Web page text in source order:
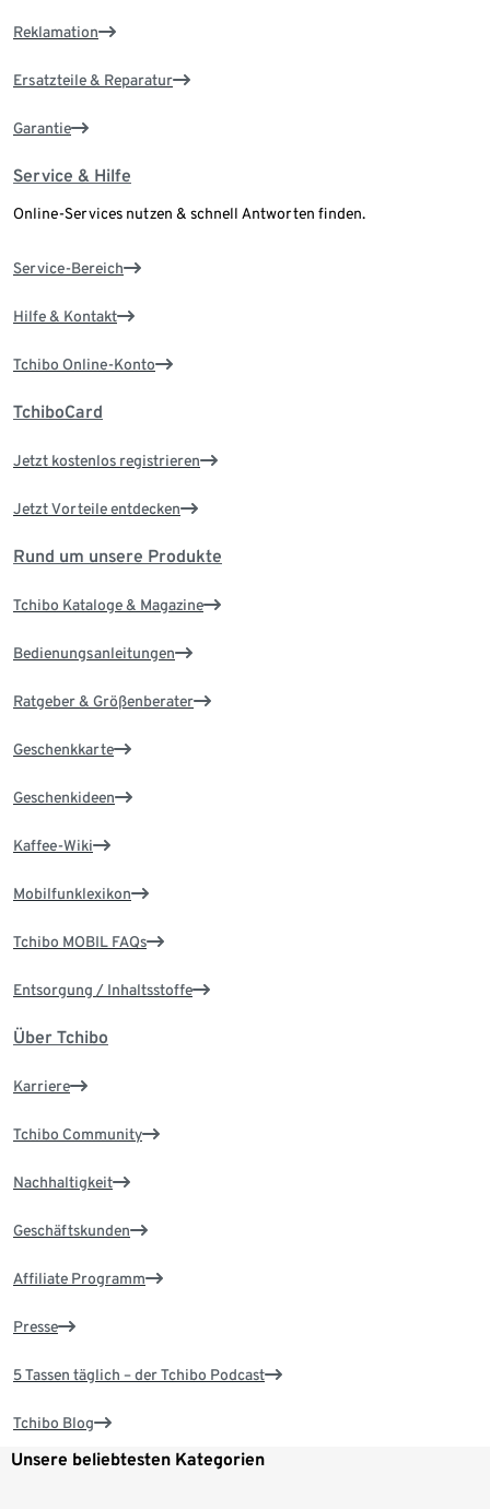
Reklamation
Ersatzteile & Reparatur
Garantie
Service & Hilfe
Online-Services nutzen & schnell Antworten finden.
Service-Bereich
Hilfe & Kontakt
Tchibo Online-Konto
TchiboCard
Jetzt kostenlos registrieren
Jetzt Vorteile entdecken
Rund um unsere Produkte
Tchibo Kataloge & Magazine
Bedienungsanleitungen
Ratgeber & Größenberater
Geschenkkarte
Geschenkideen
Kaffee-Wiki
Mobilfunklexikon
Tchibo MOBIL FAQs
Entsorgung / Inhaltsstoffe
Über Tchibo
Karriere
Tchibo Community
Nachhaltigkeit
Geschäftskunden
Affiliate Programm
Presse
5 Tassen täglich – der Tchibo Podcast
Tchibo Blog
Unsere beliebtesten Kategorien